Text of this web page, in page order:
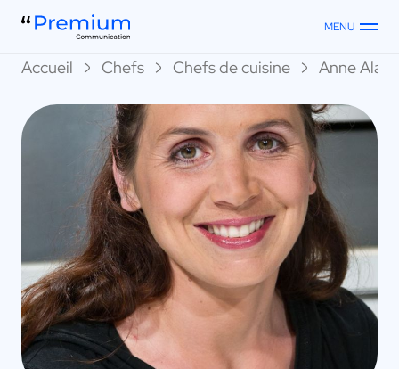
MENU
Accueil Chefs Chefs de cuisine Anne